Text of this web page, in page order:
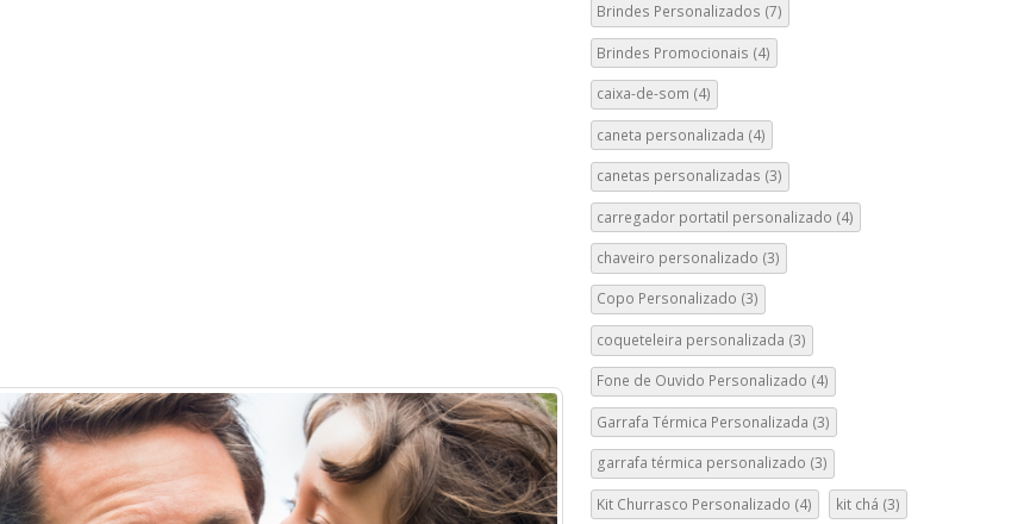
Brindes Personalizados (7)
Brindes Promocionais (4)
caixa-de-som (4)
caneta personalizada (4)
canetas personalizadas (3)
carregador portatil personalizado (4)
chaveiro personalizado (3)
Copo Personalizado (3)
coqueteleira personalizada (3)
Fone de Ouvido Personalizado (4)
Garrafa Térmica Personalizada (3)
garrafa térmica personalizado (3)
Kit Churrasco Personalizado (4) kit chá (3)